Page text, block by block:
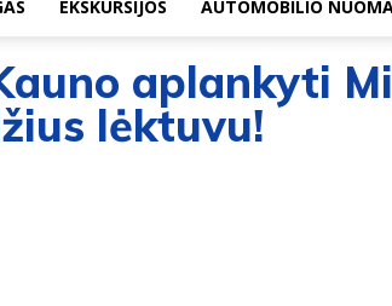
EKSKURSIJOS AUTOMOBILIO
aplankyti
lėktuvu!